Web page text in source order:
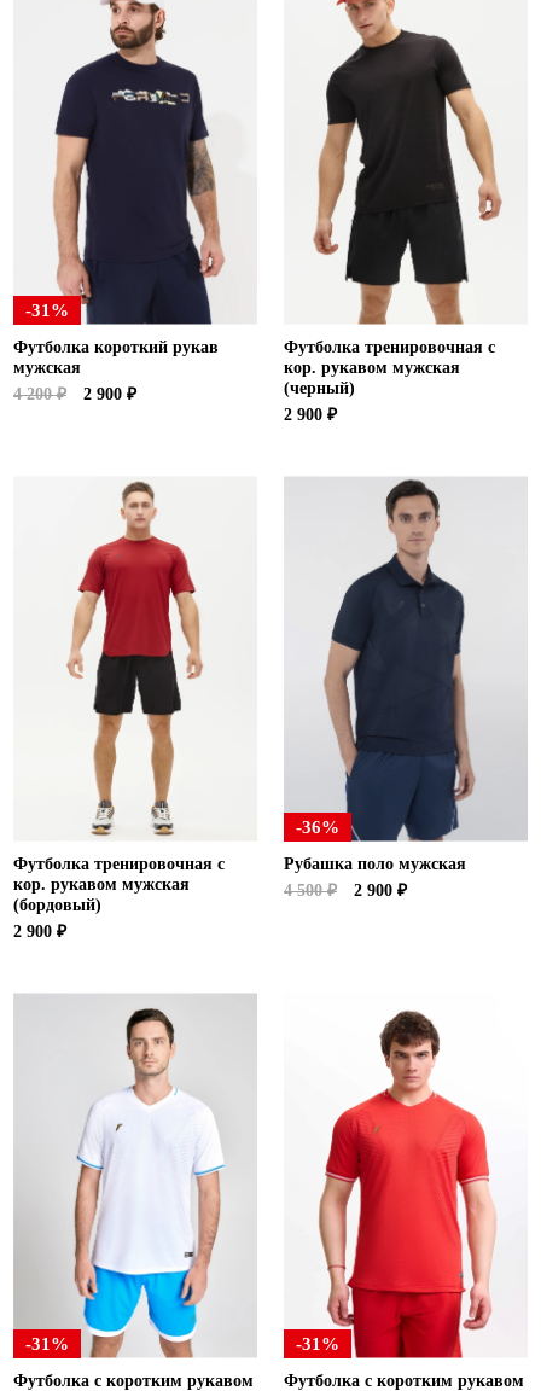
-31%
Футболка короткий рукав
мужская
4 200 ₽
2 900 ₽
Футболка тренировочная с
кор. рукавом мужская
(черный)
2 900 ₽
Футболка тренировочная с
кор. рукавом мужская
(бордовый)
2 900 ₽
-36%
Рубашка поло мужская
4 500 ₽
2 900 ₽
-31%
Футболка с коротким рукавом
-31%
Футболка с коротким рукавом